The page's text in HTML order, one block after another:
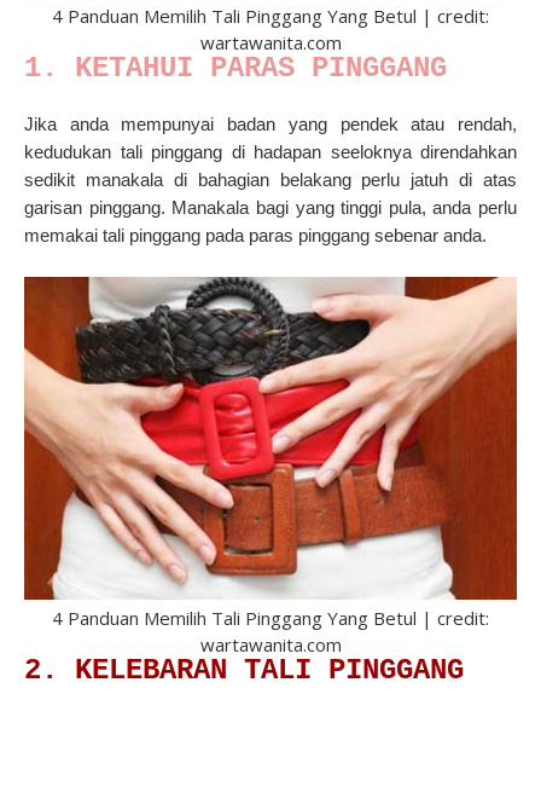
4 Panduan Memilih Tali Pinggang Yang Betul | credit:
wartawanita.com
1. KETAHUI PARAS PINGGANG
Jika anda mempunyai badan yang pendek atau rendah,
kedudukan tali pinggang di hadapan seeloknya direndahkan
sedikit manakala di bahagian belakang perlu jatuh di atas
garisan pinggang. Manakala bagi yang tinggi pula, anda perlu
memakai tali pinggang pada paras pinggang sebenar anda.
4 Panduan Memilih Tali Pinggang Yang Betul | credit:
wartawanita.com
2. KELEBARAN TALI PINGGANG